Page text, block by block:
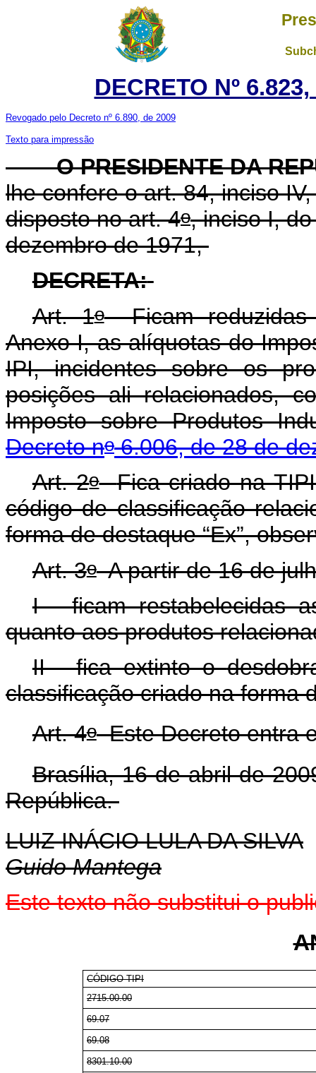
DECRETO Nº
Revogado pelo Decreto nº 6.890, de 2009
Texto para impressão
O PRESIDENTE DA
lhe confere o art. 84, inciso
disposto no art. 4o, inciso I,
dezembro de 1971,
DECRETA:
Art. 1oFicam reduzidas
Anexo I, as alíquotas do
IPI, incidentes sobre os
posições ali relacionados,
Imposto sobre Produtos
Decreto no6.006, de 28 de
Art. 2o
Fica criado na
código de classificação
forma de destaque “Ex”,
Art. 3oA partir de 16 de
I - ficam restabelecidas
quanto aos produtos
II - fica extinto o
classificação criado na forma
Art. 4oEste Decreto entra
Brasília, 16 de abril de
República.
LUIZ INÁCIO LULA DA SILVA
Guido Mantega
Estetexto não substitui o
CÓDIGO TIPI
2715.00.00
69.07
69.08
8301.10.00